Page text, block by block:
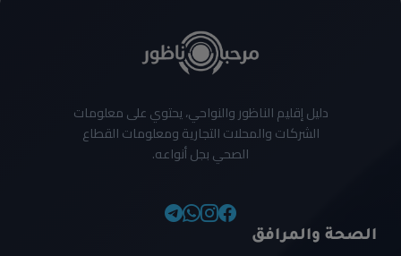
دليل إقليم الناظور والنواحي، يحتوي على معلومات
الشركات والمحلات التجارية ومعلومات القطاع
الصحي بجل أنواعه.
الصحة والمرافق